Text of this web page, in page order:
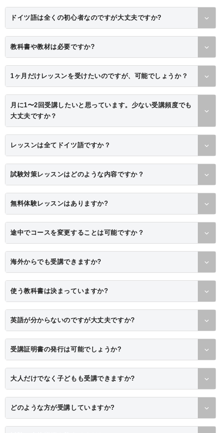
ドイツ語は全くの初心者なのですが大丈夫ですか?
教科書や教材は必要ですか?
1ヶ月だけレッスンを受けたいのですが、可能でしょうか？
月に1〜2回受講したいと思っています。少ない受講頻度でも
大丈夫ですか？
レッスンは全てドイツ語ですか？
試験対策レッスンはどのような内容ですか？
無料体験レッスンはありますか?
途中でコースを変更することは可能ですか？
海外からでも受講できますか?
使う教科書は決まっていますか?
英語が分からないのですが大丈夫ですか?
受講証明書の発行は可能でしょうか?
大人だけでなく子どもも受講できますか?
どのような方が受講していますか?